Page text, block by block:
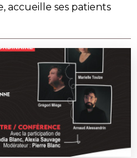
accueille ses patients